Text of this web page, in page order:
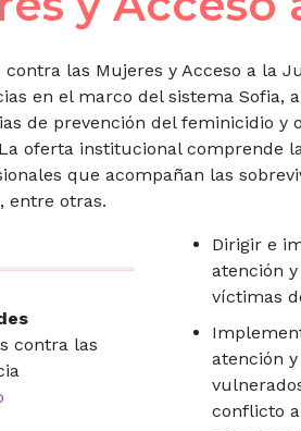
las Mujeres y Acceso a la
en el marco del sistema Sofia,
de prevención del feminicidio y
oferta institucional comprende
que acompañan las
entre otras.
contra las
Dirigir e
atención
víctimas
atención
conflicto